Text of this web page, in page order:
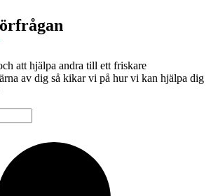
att hjälpa andra till ett friskare
av dig så kikar vi på hur vi kan hjälpa dig